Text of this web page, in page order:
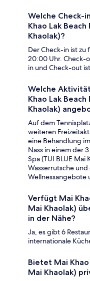
Welche Check-
Khao Lak Beach
Khaolak)?
Der Check-in ist
20:00 Uhr. Check-
in und Check-out
Welche
Khao Lak Beach
Khaolak)
Auf dem
weiteren
eine Behandlung
Nass in einem der
Spa (TUI BLUE Mai
Wasserrutsche
Wellnessangebote
Verfügt Mai
Mai Khaolak)
in der Nähe?
Ja, es gibt 6
internationale
Bietet Mai Khao
Mai Khaolak)